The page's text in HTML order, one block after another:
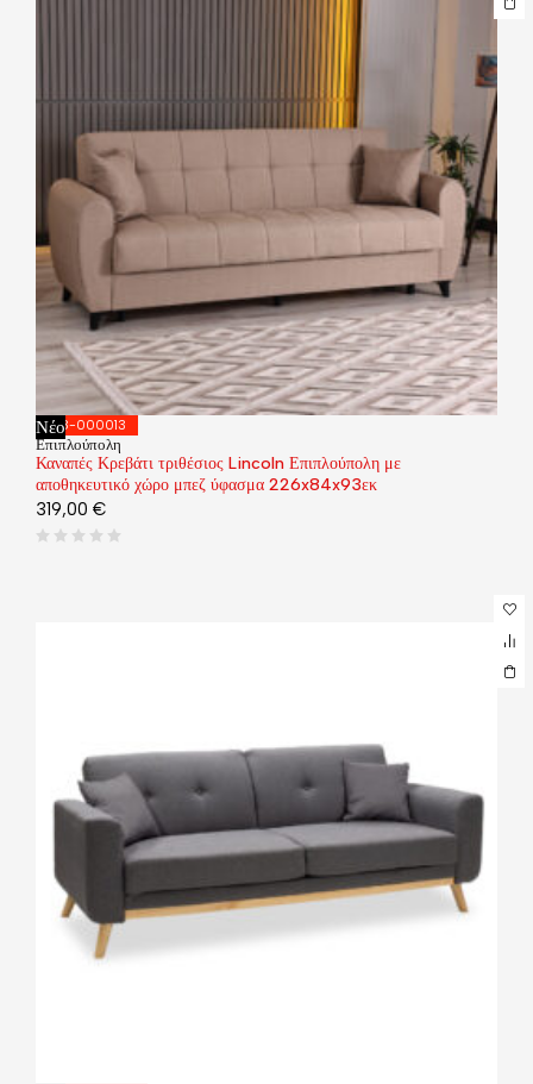
Νέο418-000013
Επιπλούπολη
Καναπές Κρεβάτι τριθέσιος Lincoln Επιπλούπολη με
αποθηκευτικό χώρο μπεζ ύφασμα 226x84x93εκ
319,00 €